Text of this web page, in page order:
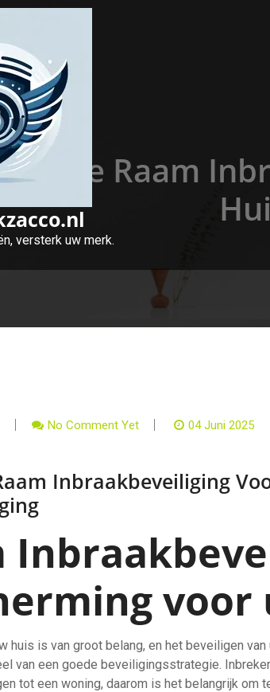
versterk uw merk.
Raam
No Comment Yet 04 Juni 2025
Inbraakbeveiliging
voor
huis is van groot belang, en het beveiligen
van een goede beveiligingsstrategie.
tot een woning, daarom is het belangrijk om